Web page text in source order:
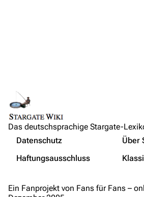
Kontakt
Feedback
Nicht angemeldet
Änderungen vornehmen.
Wer ist online?
Das deutschsprachige Stargate-
Datenschutz
Über
Haftungsausschluss
Ein Fanprojekt von Fans für Fans –